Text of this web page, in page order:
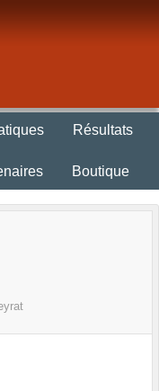
Résultats
Boutique